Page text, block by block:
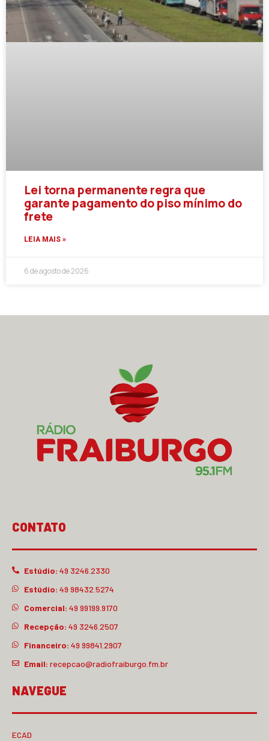
Lei torna permanente regra que
garante pagamento do piso mínimo do
frete
LEIA MAIS »
6 de agosto de 2026
CONTATO
Estúdio: 49 3246.2330
Estúdio: 49 98432.5274
Comercial: 49 99199.9170
Recepção: 49 3246.2507
Financeiro: 49 99841.2907
Email: recepcao@radiofraiburgo.fm.br
NAVEGUE
ECAD